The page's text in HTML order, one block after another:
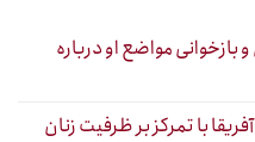
مواضع او درباره
با تمرکز بر ظرفیت زنان